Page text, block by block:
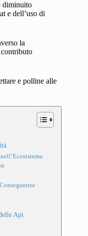
diminuito
e dell’uso di
la
e polline alle
Api